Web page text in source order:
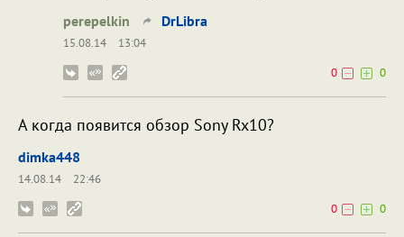
perepelkin DrLibra
15.08.14
13:04
0
0
А когда появится обзор Sony Rx10?
dimka448
14.08.14
22:46
0
0